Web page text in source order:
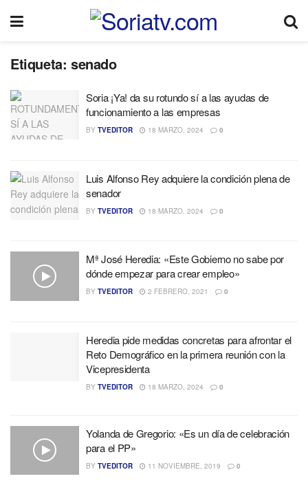
Etiqueta: senado
Soria ¡Ya! da su rotundo sí a las ayudas de
funcionamiento a las empresas
BY TVEDITOR 18 MARZO, 2024 0
Luis Alfonso Rey adquiere la condición plena de
senador
BY TVEDITOR 18 MARZO, 2024 0
Mª José Heredia: «Este Gobierno no sabe por
dónde empezar para crear empleo»
BY TVEDITOR 2 FEBRERO, 2021 0
Heredia pide medidas concretas para afrontar el
Reto Demográfico en la primera reunión con la
Vicepresidenta
BY TVEDITOR 18 MARZO, 2024 0
Yolanda de Gregorio: «Es un día de celebración
para el PP»
BY TVEDITOR 11 NOVIEMBRE, 2019 0